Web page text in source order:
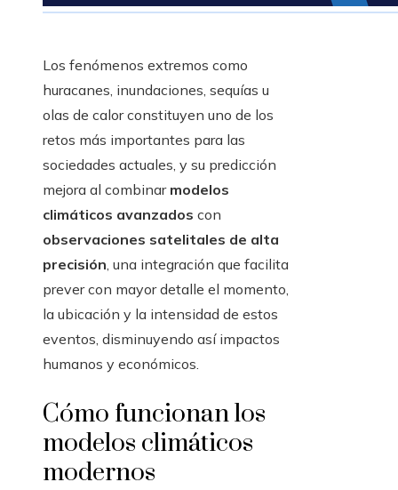
Los fenómenos extremos como
huracanes, inundaciones, sequías u
olas de calor constituyen uno de los
retos más importantes para las
sociedades actuales, y su predicción
mejora al combinar modelos
climáticos avanzados con
observaciones satelitales de alta
precisión, una integración que facilita
prever con mayor detalle el momento,
la ubicación y la intensidad de estos
eventos, disminuyendo así impactos
humanos y económicos.
Cómo funcionan los
modelos climáticos
modernos